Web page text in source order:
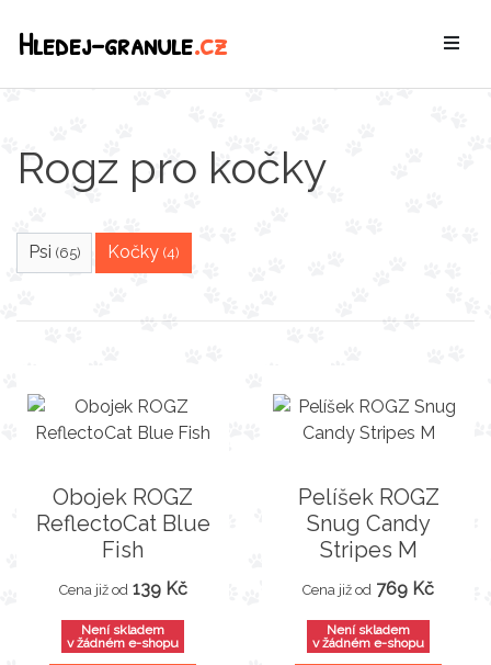
Hledej-granule.cz
Rogz pro kočky
Psi (65) Kočky (4)
Obojek ROGZ
ReflectoCat Blue
Fish
Cena již od 139 Kč
Není skladem
v žádném e-shopu
Pelíšek ROGZ
Snug Candy
Stripes M
Cena již od 769 Kč
Není skladem
v žádném e-shopu